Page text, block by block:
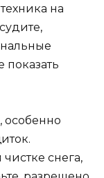
на
показать
особенно
снега,